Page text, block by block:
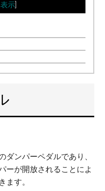
示]
ダンパーペダルであり、
ーが開放されることによ
ます。